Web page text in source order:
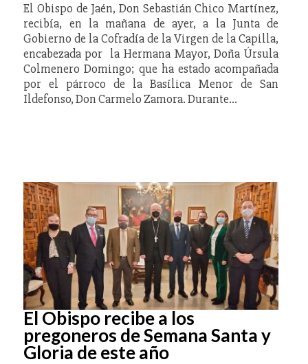
El Obispo de Jaén, Don Sebastián Chico Martínez,
recibía, en la mañana de ayer, a la Junta de
Gobierno de la Cofradía de la Virgen de la Capilla,
encabezada por la Hermana Mayor, Doña Úrsula
Colmenero Domingo; que ha estado acompañada
por el párroco de la Basílica Menor de San
Ildefonso, Don Carmelo Zamora. Durante…
El Obispo recibe a los
pregoneros de Semana Santa y
Gloria de este año